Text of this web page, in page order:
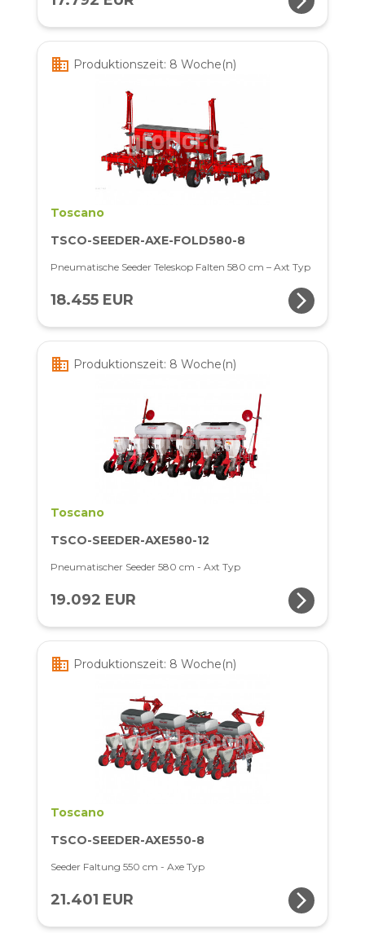
business Produktionszeit: 8 Woche(n)
Toscano
TSCO-SEEDER-AXE-FOLD580-8
Pneumatische Seeder Teleskop Falten 580 cm – Axt Typ
18.455 EUR arrow_forward_ios
business Produktionszeit: 8 Woche(n)
Toscano
TSCO-SEEDER-AXE580-12
Pneumatischer Seeder 580 cm - Axt Typ
19.092 EUR arrow_forward_ios
business Produktionszeit: 8 Woche(n)
Toscano
TSCO-SEEDER-AXE550-8
Seeder Faltung 550 cm - Axe Typ
21.401 EUR arrow_forward_ios